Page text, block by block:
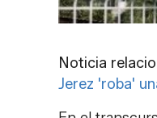
Noticia
Jerez 'roba'